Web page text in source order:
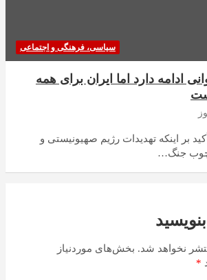
سیاسی، فرهنگی و اجتماعی
ادامه دارد اما ایران برای همه
بر اینکه تهدیدات رژیم صهیونیستی و
جنگ…
نخواهد شد. بخش‌های موردنیاز
*